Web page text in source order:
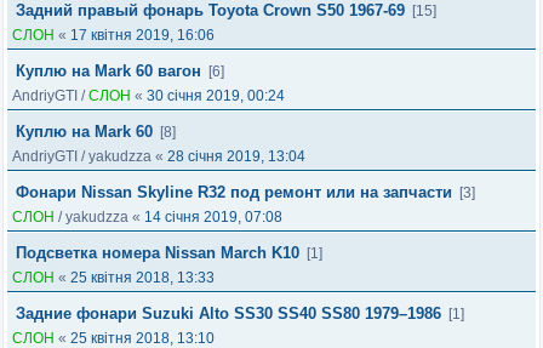
Задний правый фонарь Toyota Crown S50 1967-69 [15]
СЛОН « 17 квітня 2019, 16:06
Куплю на Mark 60 вагон
[6]
AndriyGTI /СЛОН « 30 січня 2019, 00:24
Куплю на Mark 60 [8]
AndriyGTI /yakudzza « 28 січня 2019, 13:04
Фонари Nissan Skyline R32 под ремонт или на запчасти
[3]
СЛОН /yakudzza « 14 січня 2019, 07:08
Подсветка номера Nissan March K10 [1]
СЛОН « 25 квітня 2018, 13:33
Задние фонари Suzuki Alto SS30 SS40 SS80 1979–1986 [1]
СЛОН « 25 квітня 2018, 13:10